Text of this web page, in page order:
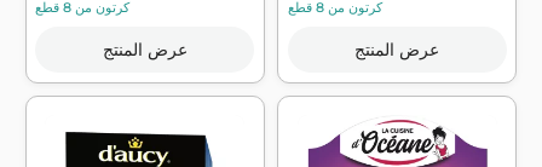
كرتون من 8 قطع
عرض المنتج
كرتون من 8 قطع
عرض المنتج